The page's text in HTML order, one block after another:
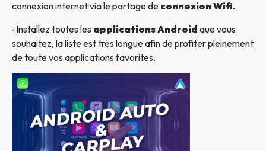
connexion internet via le partage de connexion Wifi.
-Installez toutes les applications Android que vous
souhaitez, la liste est très longue afin de profiter pleinement
de toute vos applications favorites.